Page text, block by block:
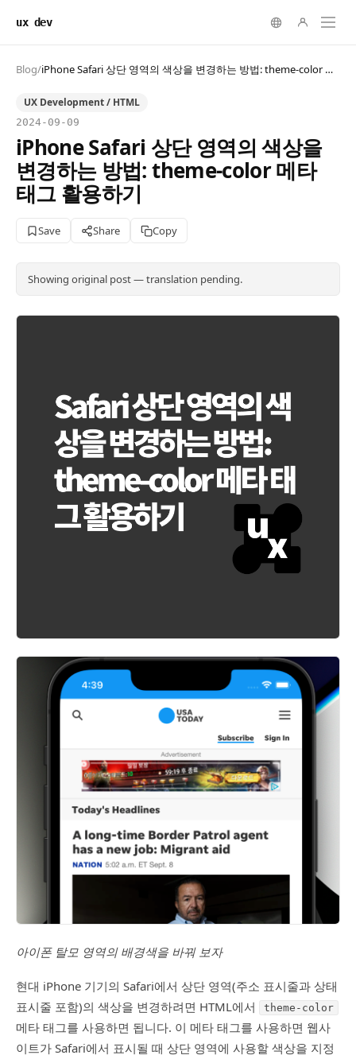
ux dev
Blog/ iPhone Safari 상단 영역의 색상을 변경하는 방법: theme-color 메타 태그 활용하기
UX Development / HTML
2024-09-09
iPhone Safari 상단 영역의 색상을
변경하는 방법: theme-color 메타
태그 활용하기
Save Share Copy
Showing original post — translation pending.
아이폰 탈모 영역의 배경색을 바꿔 보자
현대 iPhone 기기의 Safari에서 상단 영역(주소 표시줄과 상태
표시줄 포함)의 색상을 변경하려면 HTML에서
theme-color
메타 태그를 사용하면 됩니다. 이 메타 태그를 사용하면 웹사
이트가 Safari에서 표시될 때 상단 영역에 사용할 색상을 지정